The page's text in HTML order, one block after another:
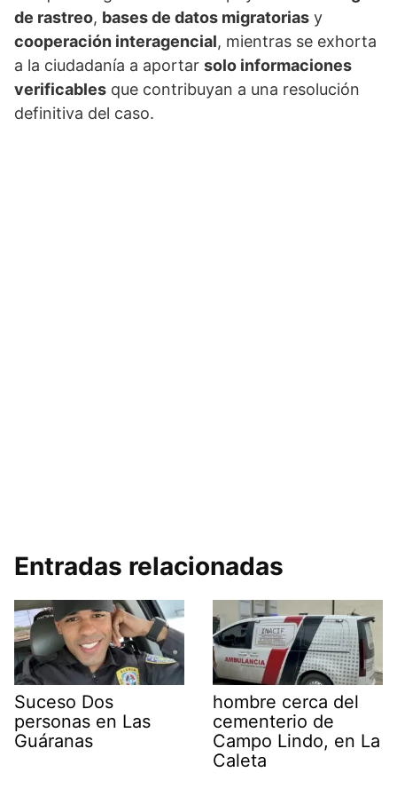
de rastreo, bases de datos migratorias y
cooperación interagencial, mientras se exhorta
a la ciudadanía a aportar solo informaciones
verificables que contribuyan a una resolución
definitiva del caso.
Entradas relacionadas
Suceso Dos
personas en Las
Guáranas
hombre cerca del
cementerio de
Campo Lindo, en La
Caleta